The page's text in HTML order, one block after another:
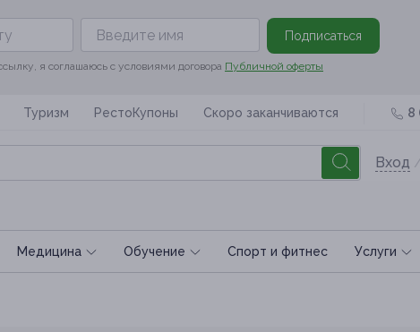
Подписаться
я соглашаюсь с условиями договора Публичной оферты
Туризм РестоКупоны Скоро заканчиваются 8
Вход
Медицина Обучение Спoрт и фитнес Услуги